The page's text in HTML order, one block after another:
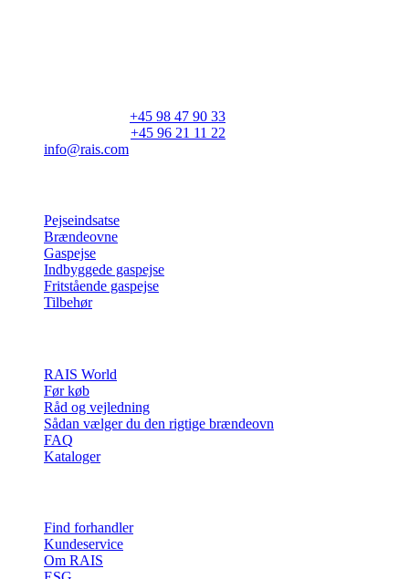
+45 98 47 90 33
+45 96 21 11 22
info@rais.com
Pejseindsatse
Brændeovne
Gaspejse
Indbyggede gaspejse
Fritstående gaspejse
Tilbehør
RAIS World
Før køb
Råd og vejledning
Sådan vælger du den rigtige brændeovn
FAQ
Kataloger
Find forhandler
Kundeservice
Om RAIS